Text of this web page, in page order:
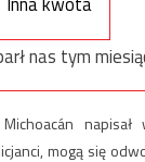
nas tym
mogą się